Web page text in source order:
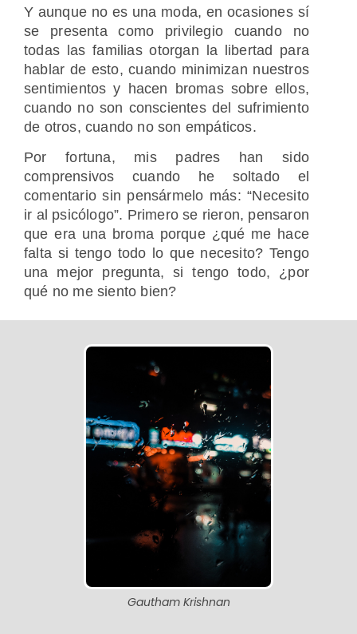
Gautham Krishnan
Y aunque no es una moda, en ocasiones sí
se presenta como privilegio cuando no
todas las familias otorgan la libertad para
hablar de esto, cuando minimizan nuestros
sentimientos y hacen bromas sobre ellos,
cuando no son conscientes del sufrimiento
de otros, cuando no son empáticos.
Por fortuna, mis padres han sido
comprensivos cuando he soltado el
comentario sin pensármelo más: “Necesito
ir al psicólogo”. Primero se rieron, pensaron
que era una broma porque ¿qué me hace
falta si tengo todo lo que necesito? Tengo
una mejor pregunta, si tengo todo, ¿por
qué no me siento bien?